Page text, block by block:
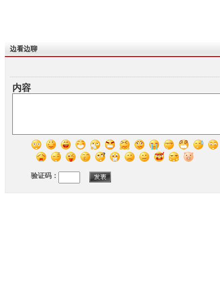
边看边聊
内容
验证码：